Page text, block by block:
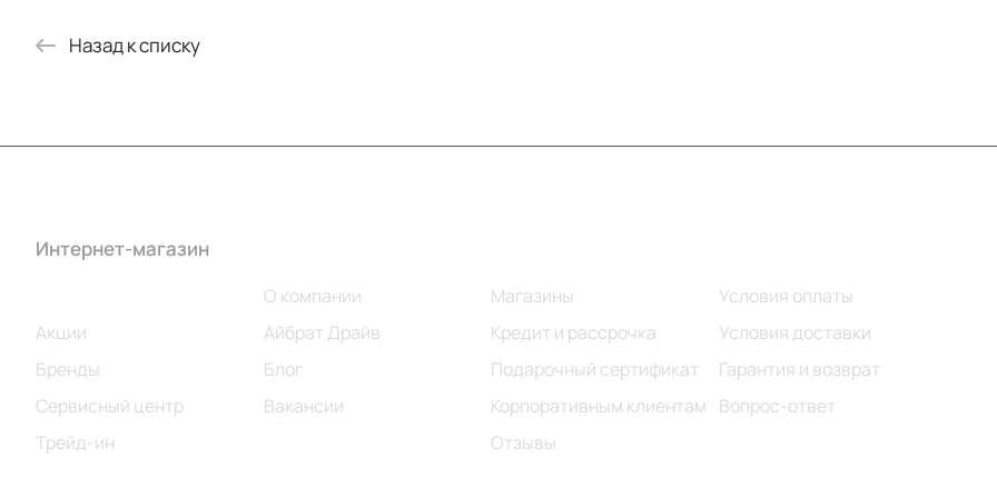
Назад к списку
Интернет-магазин
Акции
Бренды
Сервисный центр
Трейд-ин
О компании
Айбрат Драйв
Блог
Вакансии
Магазины
Кредит и рассрочка
Подарочный сертификат
Корпоративным клиентам
Отзывы
Условия оплаты
Условия доставки
Гарантия и возврат
Вопрос-ответ